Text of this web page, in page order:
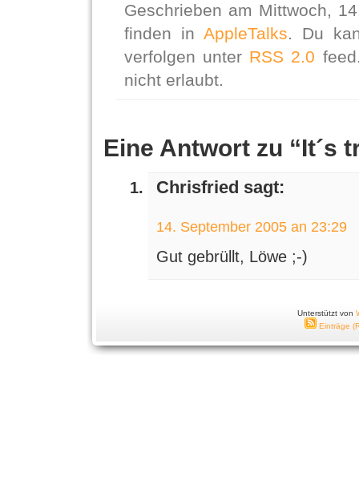
Geschrieben am Mittwoch,
finden in AppleTalks. Du
verfolgen unter RSS 2.0
nicht erlaubt.
Eine Antwort zu “It´s
Chrisfried sagt:
14. September 2005 an 23:29
Gut gebrüllt, Löwe ;-)
Unterstützt von
Einträge